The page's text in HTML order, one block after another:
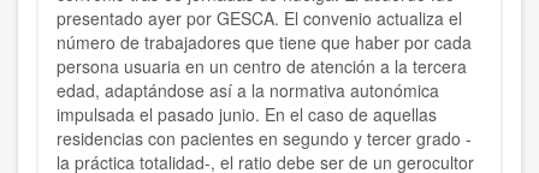
presentado ayer por GESCA. El convenio actualiza el
número de trabajadores que tiene que haber por cada
persona usuaria en un centro de atención a la tercera
edad, adaptándose así a la normativa autonómica
impulsada el pasado junio. En el caso de aquellas
residencias con pacientes en segundo y tercer grado -
la práctica totalidad-, el ratio debe ser de un gerocultor